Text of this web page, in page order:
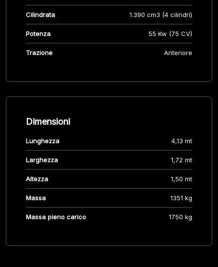
Cilindrata 1.390 cm3 (4 cilindri)
Potenza 55 Kw (75 CV)
Trazione Anteriore
Dimensioni
Lunghezza 4,13 mt
Larghezza 1,72 mt
Altezza 1,50 mt
Massa 1351 kg
Massa pieno carico 1750 kg